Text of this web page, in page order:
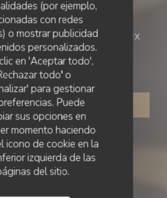
(por ejemplo,
con redes
o mostrar publicidad
personalizados.
en 'Aceptar todo',
todo' o
para gestionar
Puede
sus opciones en
momento haciendo
icono de cookie en la
izquierda de las
del sitio.
• LE LOUROUX
du Prieuré
UNA MESA